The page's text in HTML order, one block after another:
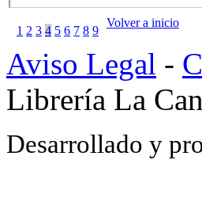
1 2 3 4 5 6 7 8 9
Volver a inicio
Aviso Legal -
Librería La
Desarrollado y